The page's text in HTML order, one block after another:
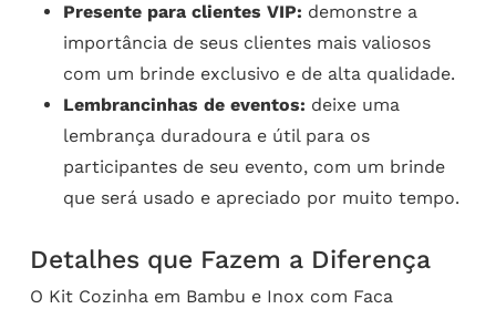
Presente para clientes VIP: demonstre a
importância de seus clientes mais valiosos
com um brinde exclusivo e de alta qualidade.
Lembrancinhas de eventos: deixe uma
lembrança duradoura e útil para os
participantes de seu evento, com um brinde
que será usado e apreciado por muito tempo.
Detalhes que Fazem a Diferença
O Kit Cozinha em Bambu e Inox com Faca